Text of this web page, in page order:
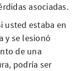
asociadas.
usted estaba en
y se lesionó
de una
podría ser